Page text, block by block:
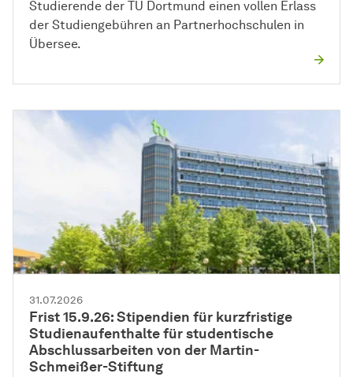
Studierende der TU Dortmund einen vollen Erlass
der Studiengebühren an Partnerhochschulen in
Übersee.
31.07.2026
Frist 15.9.26: Stipendien für kurzfristige
Studienaufenthalte für studentische
Abschlussarbeiten von der Martin-
Schmeißer-Stiftung